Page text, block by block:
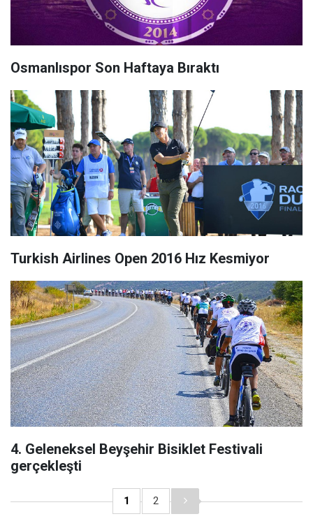
Osmanlıspor Son Haftaya Bıraktı
Turkish Airlines Open 2016 Hız Kesmiyor
4. Geleneksel Beyşehir Bisiklet Festivali
gerçekleşti
1 2